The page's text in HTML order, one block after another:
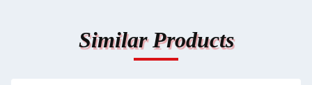
Similar Products